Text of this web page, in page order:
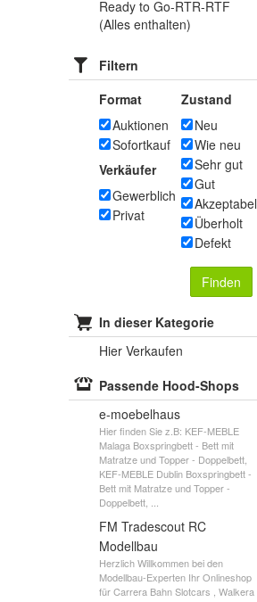
Ready to Go-RTR-RTF
(Alles enthalten)
Filtern
Format
Auktionen
Sofortkauf
Verkäufer
Gewerblich
Privat
Zustand
Neu
Wie neu
Sehr gut
Gut
Akzeptabel
Überholt
Defekt
Finden
In dieser Kategorie
Hier Verkaufen
Passende Hood-Shops
e-moebelhaus
Hier finden Sie z.B: KEF-MEBLE
Malaga Boxspringbett - Bett mit
Matratze und Topper - Doppelbett,
KEF-MEBLE Dublin Boxspringbett -
Bett mit Matratze und Topper -
Doppelbett, ...
FM Tradescout RC
Modellbau
Herzlich Willkommen bei den
Modellbau-Experten Ihr Onlineshop
für Carrera Bahn Slotcars , Walkera